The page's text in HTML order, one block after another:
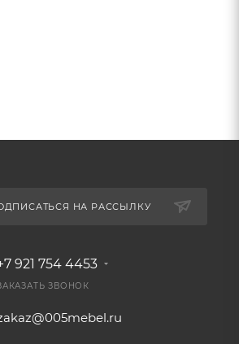
НА РАССЫЛКУ
921 754 4453
ЗВОНОК